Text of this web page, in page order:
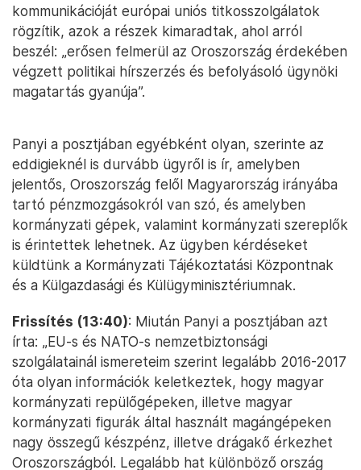
kommunikációját európai uniós titkosszolgálatok
rögzítik, azok a részek kimaradtak, ahol arról
beszél: „erősen felmerül az Oroszország érdekében
végzett politikai hírszerzés és befolyásoló ügynöki
magatartás gyanúja”.
Panyi a posztjában egyébként olyan, szerinte az
eddigieknél is durvább ügyről is ír, amelyben
jelentős, Oroszország felől Magyarország irányába
tartó pénzmozgásokról van szó, és amelyben
kormányzati gépek, valamint kormányzati szereplők
is érintettek lehetnek. Az ügyben kérdéseket
küldtünk a Kormányzati Tájékoztatási Központnak
és a Külgazdasági és Külügyminisztériumnak.
Frissítés (13:40): Miután Panyi a posztjában azt
írta: „EU-s és NATO-s nemzetbiztonsági
szolgálatainál ismereteim szerint legalább 2016-2017
óta olyan információk keletkeztek, hogy magyar
kormányzati repülőgépeken, illetve magyar
kormányzati figurák által használt magángépeken
nagy összegű készpénz, illetve drágakő érkezhet
Oroszországból. Legalább hat különböző ország